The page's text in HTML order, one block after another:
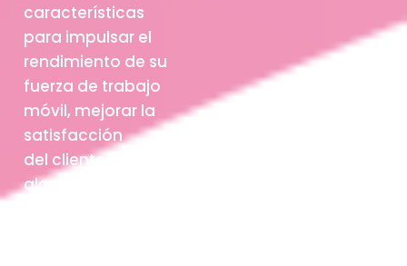
características
para impulsar el
rendimiento de su
fuerza de trabajo
móvil, mejorar la
satisfacción
del cliente y
alcanzar sus